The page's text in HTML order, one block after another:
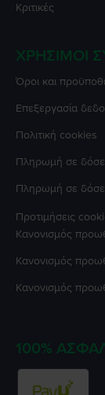
Κριτικές
ΧΡΉΣΙΜΟΙ
Όροι και
Επεξεργασία
Πολιτική cookies
Πληρωμή σε
Πληρωμή σε
Προτιμήσεις
Κανονισμός
Κανονισμός
Κανονισμός
100%